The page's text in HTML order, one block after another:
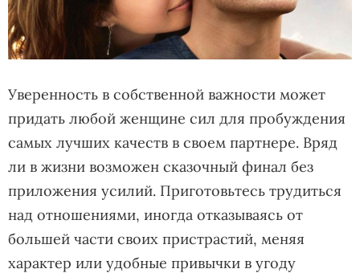
Уверенность в собственной важности может
придать любой женщине сил для пробуждения
самых лучших качеств в своем партнере. Вряд
ли в жизни возможен сказочный финал без
приложения усилий. Приготовьтесь трудиться
над отношениями, иногда отказываясь от
большей части своих пристрастий, меняя
характер или удобные привычки в угоду